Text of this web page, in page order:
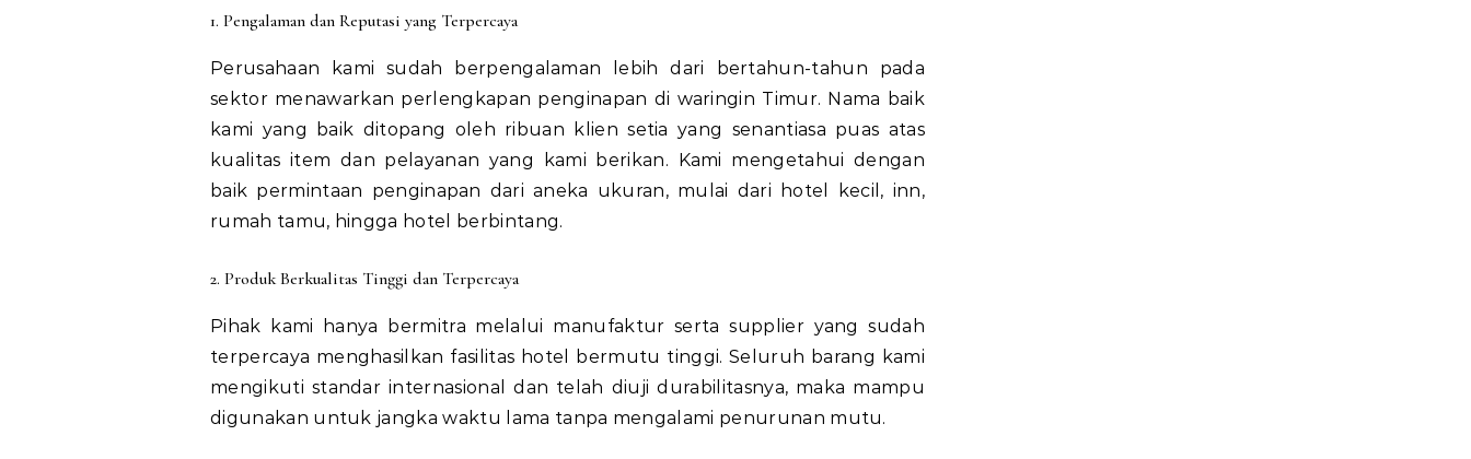
1. Pengalaman dan Reputasi yang Terpercaya
Perusahaan kami sudah berpengalaman lebih dari bertahun-tahun pada
sektor menawarkan perlengkapan penginapan di waringin Timur. Nama baik
kami yang baik ditopang oleh ribuan klien setia yang senantiasa puas atas
kualitas item dan pelayanan yang kami berikan. Kami mengetahui dengan
baik permintaan penginapan dari aneka ukuran, mulai dari hotel kecil, inn,
rumah tamu, hingga hotel berbintang.
2. Produk Berkualitas Tinggi dan Terpercaya
Pihak kami hanya bermitra melalui manufaktur serta supplier yang sudah
terpercaya menghasilkan fasilitas hotel bermutu tinggi. Seluruh barang kami
mengikuti standar internasional dan telah diuji durabilitasnya, maka mampu
digunakan untuk jangka waktu lama tanpa mengalami penurunan mutu.